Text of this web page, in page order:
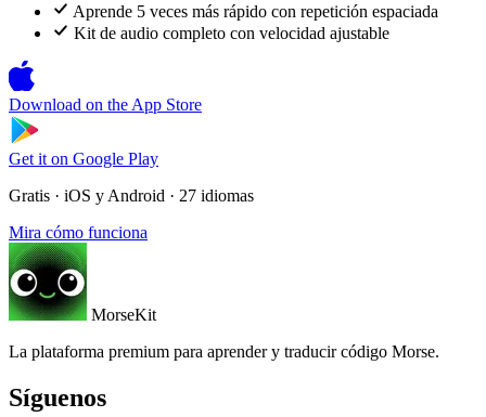
Aprende 5 veces más rápido con repetición espaciada
Kit de audio completo con velocidad ajustable
Download on the App Store
Get it on Google Play
Gratis · iOS y Android · 27 idiomas
Mira cómo funciona
MorseKit
La plataforma premium para aprender y traducir código Morse.
Síguenos